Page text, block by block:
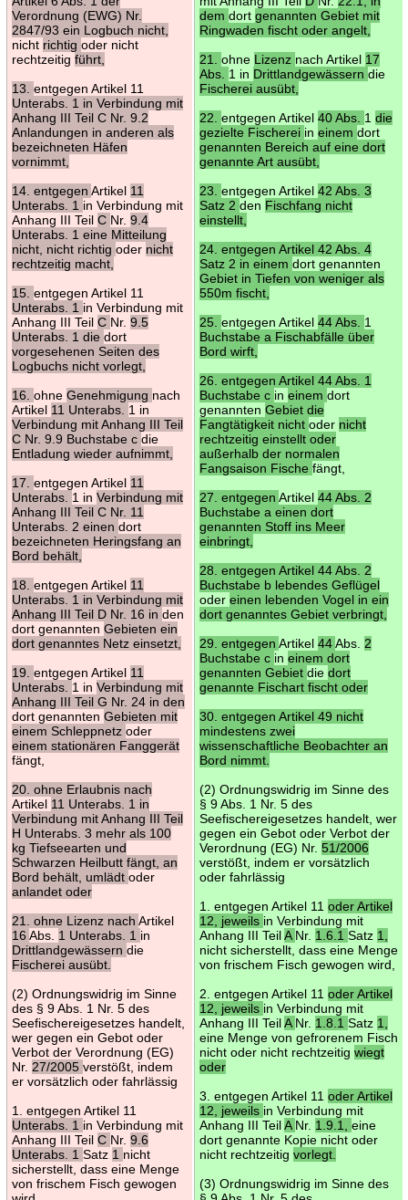
Verordnung (EWG) Nr.
2847/93 ein Logbuch nicht,
nicht richtig oder nicht
rechtzeitig führt,
13. entgegen Artikel 11
Unterabs. 1 in Verbindung mit
Anhang III Teil C Nr. 9.2
Anlandungen in anderen als
bezeichneten Häfen
vornimmt,
14. entgegen Artikel 11
Unterabs. 1 in Verbindung mit
Anhang III Teil C Nr. 9.4
Unterabs. 1 eine Mitteilung
nicht, nicht richtig oder nicht
rechtzeitig macht,
15. entgegen Artikel 11
Unterabs. 1 in Verbindung mit
Anhang III Teil C Nr. 9.5
Unterabs. 1 die dort
vorgesehenen Seiten des
Logbuchs nicht vorlegt,
16. ohne Genehmigung nach
Artikel 11 Unterabs. 1 in
Verbindung mit Anhang III Teil
C Nr. 9.9 Buchstabe c die
Entladung wieder aufnimmt,
17. entgegen Artikel 11
Unterabs. 1 in Verbindung mit
Anhang III Teil C Nr. 11
Unterabs. 2 einen dort
bezeichneten Heringsfang an
Bord behält,
18. entgegen Artikel 11
Unterabs. 1 in Verbindung mit
Anhang III Teil D Nr. 16 in den
dort genannten Gebieten ein
dort genanntes Netz einsetzt,
19. entgegen Artikel 11
Unterabs. 1 in Verbindung mit
Anhang III Teil G Nr. 24 in den
dort genannten Gebieten mit
einem Schleppnetz oder
einem stationären Fanggerät
fängt,
20. ohne Erlaubnis nach
Artikel 11 Unterabs. 1 in
Verbindung mit Anhang III Teil
H Unterabs. 3 mehr als 100
kg Tiefseearten und
Schwarzen Heilbutt fängt, an
Bord behält, umlädt oder
anlandet oder
21. ohne Lizenz nach Artikel
16 Abs. 1 Unterabs. 1 in
Drittlandgewässern die
Fischerei ausübt.
(2) Ordnungswidrig im Sinne
des § 9 Abs. 1 Nr. 5 des
Seefischereigesetzes handelt,
wer gegen ein Gebot oder
Verbot der Verordnung (EG)
Nr. 27/2005 verstößt, indem
er vorsätzlich oder fahrlässig
1. entgegen Artikel 11
Unterabs. 1 in Verbindung mit
Anhang III Teil C Nr. 9.6
Unterabs. 1 Satz 1 nicht
sicherstellt, dass eine Menge
von frischem Fisch gewogen
dem dort genannten Gebiet mit
Ringwaden fischt oder angelt,
21. ohne Lizenz nach Artikel 17
Abs. 1 in Drittlandgewässern die
Fischerei ausübt,
22. entgegen Artikel 40 Abs. 1 die
gezielte Fischerei in einem dort
genannten Bereich auf eine dort
genannte Art ausübt,
23. entgegen Artikel 42 Abs. 3
Satz 2 den Fischfang nicht
einstellt,
24. entgegen Artikel 42 Abs. 4
Satz 2 in einem dort genannten
Gebiet in Tiefen von weniger als
550m fischt,
25. entgegen Artikel 44 Abs. 1
Buchstabe a Fischabfälle über
Bord wirft,
26. entgegen Artikel 44 Abs. 1
Buchstabe c in einem dort
genannten Gebiet die
Fangtätigkeit nicht oder nicht
rechtzeitig einstellt oder
außerhalb der normalen
Fangsaison Fische fängt,
27. entgegen Artikel 44 Abs. 2
Buchstabe a einen dort
genannten Stoff ins Meer
einbringt,
28. entgegen Artikel 44 Abs. 2
Buchstabe b lebendes Geflügel
oder einen lebenden Vogel in ein
dort genanntes Gebiet verbringt,
29. entgegen Artikel 44Abs. 2
Buchstabe c in einem dort
genannten Gebiet die dort
genannte Fischart fischt oder
30. entgegen Artikel 49 nicht
mindestens zwei
wissenschaftliche Beobachter an
Bord nimmt.
(2) Ordnungswidrig im Sinne des
§ 9 Abs. 1 Nr. 5 des
Seefischereigesetzes handelt, wer
gegen ein Gebot oder Verbot der
Verordnung (EG) Nr. 51/2006
verstößt, indem er vorsätzlich
oder fahrlässig
1. entgegen Artikel 11 oder Artikel
12, jeweils in Verbindung mit
Anhang III TeilA Nr. 1.6.1 Satz 1,
nicht sicherstellt, dass eine Menge
von frischem Fisch gewogen wird,
2. entgegen Artikel 11 oder Artikel
12, jeweils in Verbindung mit
Anhang III TeilA Nr. 1.8.1 Satz 1,
eine Menge von gefrorenem Fisch
nicht oder nicht rechtzeitig wiegt
oder
3. entgegen Artikel 11 oder Artikel
12, jeweils in Verbindung mit
Anhang III TeilA Nr. 1.9.1, eine
dort genannte Kopie nicht oder
nicht rechtzeitig vorlegt.
(3) Ordnungswidrig im Sinne des